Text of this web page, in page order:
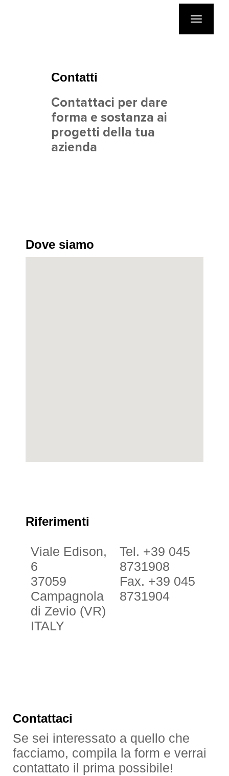
Toggle
Contatti
Contattaci per dare
forma e sostanza ai
progetti della tua
azienda
Dove siamo
Riferimenti
Viale Edison,
6
37059
Campagnola
di Zevio (VR)
ITALY
Tel. +39 045
8731908
Fax. +39 045
8731904
Contattaci
Se sei interessato a quello che
facciamo, compila la form e verrai
contattato il prima possibile!